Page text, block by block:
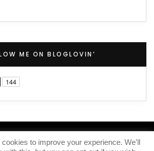
ME ON BLOGLOVIN’
(C) 2020 – Iris Knox
to improve your experience. We'll